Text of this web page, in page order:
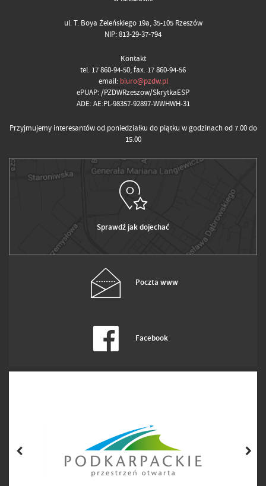
ul. T. Boya Żeleńskiego 19a, 35-105 Rzeszów
NIP: 813-29-37-794
Kontakt
tel. 17 860-94-50; fax. 17 860-94-56
email: biuro@pzdw.pl
ePUAP: /PZDWRzeszow/SkrytkaESP
ADE: AE:PL-98357-92897-WWHWH-31
Przyjmujemy interesantów od poniedziałku do piątku w godzinach od 7.00 do
15.00
Sprawdź jak dojechać
Poczta www
Facebook